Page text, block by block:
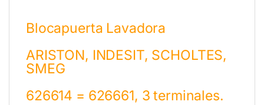
Blocapuerta Lavadora
ARISTON, INDESIT, SCHOLTES,
SMEG
626614 = 626661, 3 terminales.